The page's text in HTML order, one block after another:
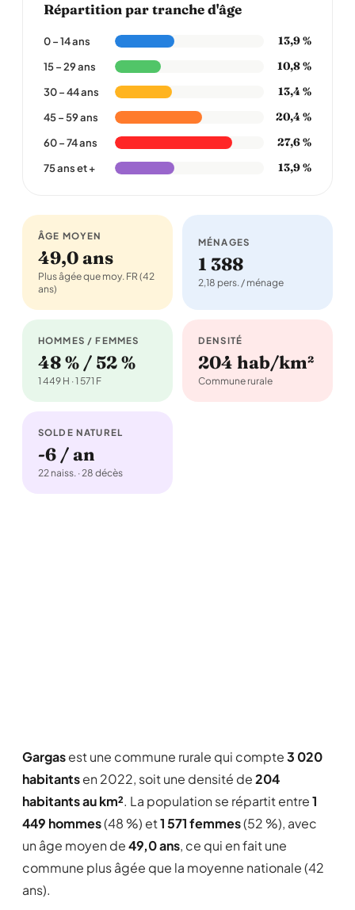
Répartition par tranche d'âge
0 – 14 ans 13,9 %
15 – 29 ans 10,8 %
30 – 44 ans 13,4 %
45 – 59 ans 20,4 %
60 – 74 ans 27,6 %
75 ans et + 13,9 %
ÂGE MOYEN
49,0 ans
Plus âgée que moy. FR (42
ans)
MÉNAGES
1 388
2,18 pers. / ménage
HOMMES / FEMMES
48 % / 52 %
1 449 H · 1 571 F
DENSITÉ
204 hab/km²
Commune rurale
SOLDE NATUREL
-6 / an
22 naiss. · 28 décès
Gargasest une commune rurale qui compte3 020
habitantsen 2022, soit une densité de204
habitants au km². La population se répartit entre1
449 hommes(48 %) et1 571 femmes(52 %), avec
un âge moyen de49,0 ans, ce qui en fait une
commune plus âgée que la moyenne nationale (42
ans).